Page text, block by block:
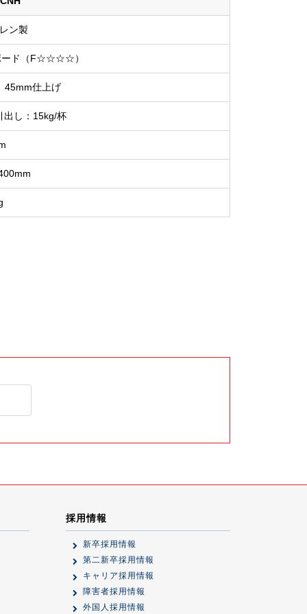
ン製
ード（F☆☆☆☆）
仕上げ
出し：15kg/杯
採用情報
新卒採用情報
第二新卒採用情報
キャリア採用情報
障害者採用情報
外国人採用情報